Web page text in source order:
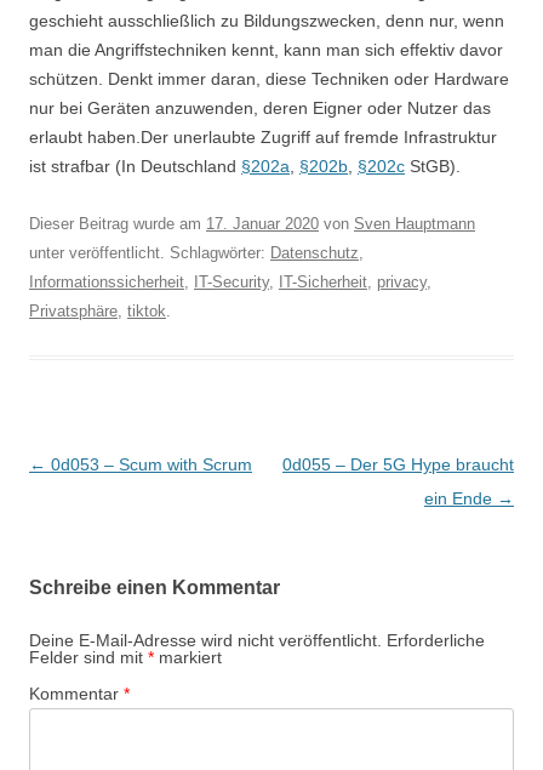
geschieht ausschließlich zu Bildungszwecken, denn nur, wenn
man die Angriffstechniken kennt, kann man sich effektiv davor
schützen. Denkt immer daran, diese Techniken oder Hardware
nur bei Geräten anzuwenden, deren Eigner oder Nutzer das
erlaubt haben.Der unerlaubte Zugriff auf fremde Infrastruktur
ist strafbar (In Deutschland §202a §202b §202c StGB).
Dieser Beitrag wurde am 17. Januar 2020 von Sven Hauptmann
unter veröffentlicht. Schlagwörter: Datenschutz,
Informationssicherheit, IT-Security, IT-Sicherheit, privacy,
Privatsphäre, tiktok.
Beitragsnavigation
← 0d053 – Scum with Scrum
0d055 – Der 5G Hype braucht
ein Ende →
Schreibe einen Kommentar
Deine E-Mail-Adresse wird nicht veröffentlicht. Erforderliche
Felder sind mit * markiert
Kommentar *